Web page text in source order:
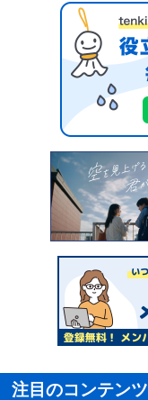
注目のコンテンツ